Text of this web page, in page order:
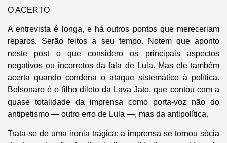
O ACERTO
A entrevista é longa, e há outros pontos que mereceriam
reparos. Serão feitos a seu tempo. Notem que aponto
neste post o que considero os principais aspectos
negativos ou incorretos da fala de Lula. Mas ele também
acerta quando condena o ataque sistemático à política.
Bolsonaro é o filho dileto da Lava Jato, que contou com a
quase totalidade da imprensa como porta-voz não do
antipetismo — outro erro de Lula —, mas da antipolítica.
Trata-se de uma ironia trágica: a imprensa se tornou sócia